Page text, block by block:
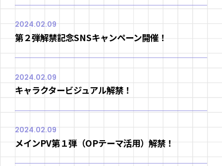
2024.02.09
第２弾解禁記念SNSキャンペーン開催！
2024.02.09
キャラクタービジュアル解禁！
2024.02.09
メインPV第１弾（OPテーマ活用）解禁！